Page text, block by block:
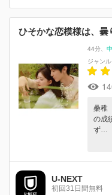
ひそかな恋模様は、曇
44分
ジャンル
桑稚
の成
ず…
U-NEXT
初回31日間無料